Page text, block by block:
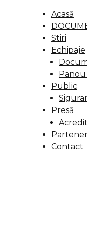
Acasă
Stiri
Echipaje
Panou
Public
Presă
Contact